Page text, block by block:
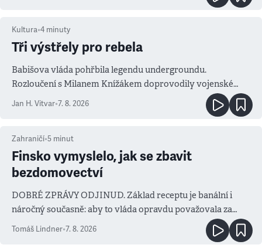
Kultura•4 minuty
Tři výstřely pro rebela
Babišova vláda pohřbila legendu undergroundu.
Rozloučení s Milanem Knížákem doprovodily vojenské
Jan H. Vitvar•7. 8. 2026
Zahraničí•5 minut
Finsko vymyslelo, jak se zbavit
bezdomovectví
DOBRÉ ZPRÁVY ODJINUD. Základ receptu je banální i
náročný současně: aby to vláda opravdu považovala za
Tomáš Lindner•7. 8. 2026